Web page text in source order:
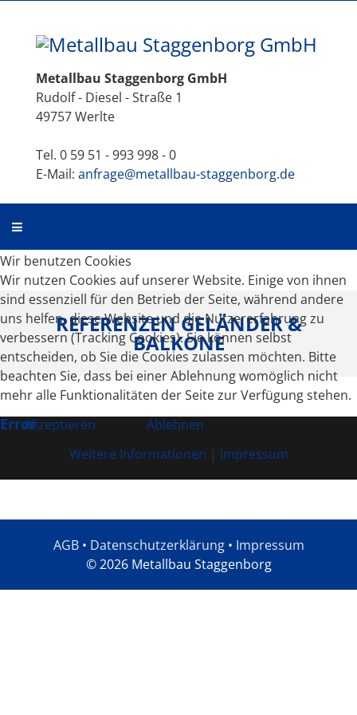
Metallbau Staggenborg GmbH
Rudolf - Diesel - Straße 1
49757 Werlte
Tel. 0 59 51 - 993 998 - 0
E-Mail: anfrage@metallbau-staggenborg.de
REFERENZEN GELÄNDER &
BALKONE
Error
AGB• Datenschutzerklärung• Impressum
© 2026 Metallbau Staggenborg
Wir benutzen Cookies
Wir nutzen Cookies auf unserer Website. Einige von ihnen
sind essenziell für den Betrieb der Seite, während andere
uns helfen, diese Website und die Nutzererfahrung zu
verbessern (Tracking Cookies). Sie können selbst
entscheiden, ob Sie die Cookies zulassen möchten. Bitte
beachten Sie, dass bei einer Ablehnung womöglich nicht
mehr alle Funktionalitäten der Seite zur Verfügung stehen.
Akzeptieren
Ablehnen
Weitere Informationen | Impressum